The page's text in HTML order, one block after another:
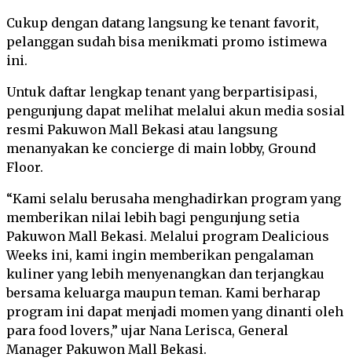
Cukup dengan datang langsung ke tenant favorit,
pelanggan sudah bisa menikmati promo istimewa
ini.
Untuk daftar lengkap tenant yang berpartisipasi,
pengunjung dapat melihat melalui akun media sosial
resmi Pakuwon Mall Bekasi atau langsung
menanyakan ke concierge di main lobby, Ground
Floor.
“Kami selalu berusaha menghadirkan program yang
memberikan nilai lebih bagi pengunjung setia
Pakuwon Mall Bekasi. Melalui program Dealicious
Weeks ini, kami ingin memberikan pengalaman
kuliner yang lebih menyenangkan dan terjangkau
bersama keluarga maupun teman. Kami berharap
program ini dapat menjadi momen yang dinanti oleh
para food lovers,” ujar Nana Lerisca, General
Manager Pakuwon Mall Bekasi.